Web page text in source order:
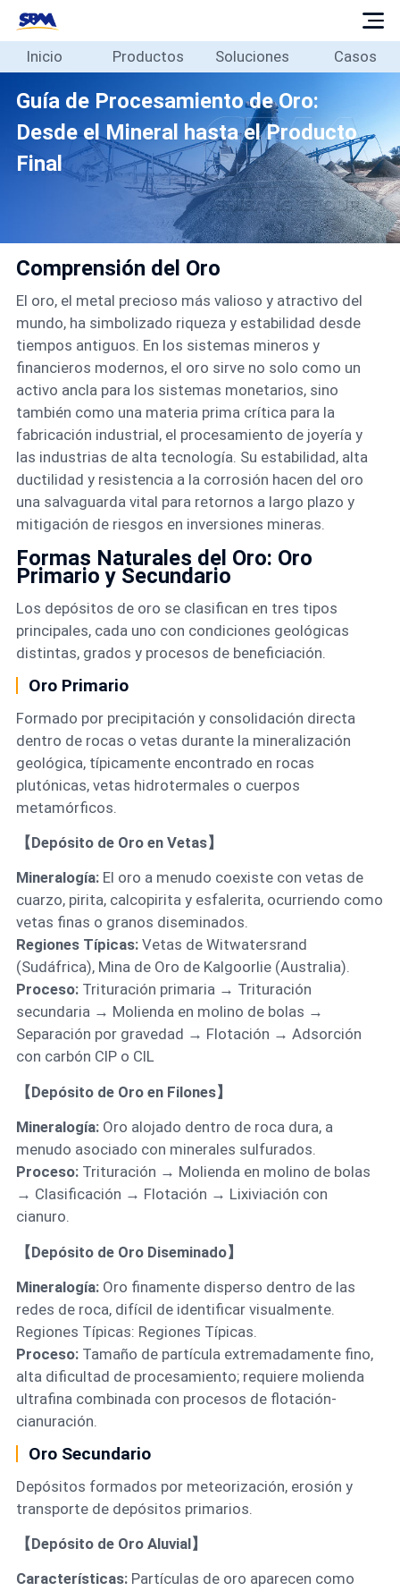
Inicio
Productos
Soluciones
Casos
Contacto
Español
Inicio Productos Soluciones Casos
Guía de Procesamiento de Oro:
Desde el Mineral hasta el Producto
Final
Comprensión del Oro
El oro, el metal precioso más valioso y atractivo del
mundo, ha simbolizado riqueza y estabilidad desde
tiempos antiguos. En los sistemas mineros y
financieros modernos, el oro sirve no solo como un
activo ancla para los sistemas monetarios, sino
también como una materia prima crítica para la
fabricación industrial, el procesamiento de joyería y
las industrias de alta tecnología. Su estabilidad, alta
ductilidad y resistencia a la corrosión hacen del oro
una salvaguarda vital para retornos a largo plazo y
mitigación de riesgos en inversiones mineras.
Formas Naturales del Oro: Oro
Primario y Secundario
Los depósitos de oro se clasifican en tres tipos
principales, cada uno con condiciones geológicas
distintas, grados y procesos de beneficiación.
Oro Primario
Formado por precipitación y consolidación directa
dentro de rocas o vetas durante la mineralización
geológica, típicamente encontrado en rocas
plutónicas, vetas hidrotermales o cuerpos
metamórficos.
【Depósito de Oro en Vetas】
Mineralogía:El oro a menudo coexiste con vetas de
cuarzo, pirita, calcopirita y esfalerita, ocurriendo como
vetas finas o granos diseminados.
Regiones Típicas:Vetas de Witwatersrand
(Sudáfrica), Mina de Oro de Kalgoorlie (Australia).
Proceso:Trituración primaria → Trituración
secundaria → Molienda en molino de bolas →
Separación por gravedad → Flotación → Adsorción
con carbón CIP o CIL
【Depósito de Oro en Filones】
Mineralogía:Oro alojado dentro de roca dura, a
menudo asociado con minerales sulfurados.
Proceso:Trituración → Molienda en molino de bolas
→ Clasificación → Flotación → Lixiviación con
cianuro.
【Depósito de Oro Diseminado】
Mineralogía:Oro finamente disperso dentro de las
redes de roca, difícil de identificar visualmente.
Regiones Típicas: Regiones Típicas.
Proceso:Tamaño de partícula extremadamente fino,
alta dificultad de procesamiento; requiere molienda
ultrafina combinada con procesos de flotación-
cianuración.
Oro Secundario
Depósitos formados por meteorización, erosión y
transporte de depósitos primarios.
【Depósito de Oro Aluvial】
Características:Partículas de oro aparecen como